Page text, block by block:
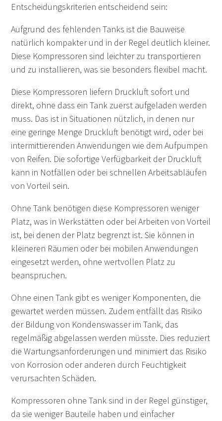
Entscheidungskriterien entscheidend sein:
Aufgrund des fehlenden Tanks ist die Bauweise
natürlich kompakter und in der Regel deutlich kleiner.
Diese Kompressoren sind leichter zu transportieren
und zu installieren, was sie besonders flexibel macht.
Diese Kompressoren liefern Druckluft sofort und
direkt, ohne dass ein Tank zuerst aufgeladen werden
muss. Das ist in Situationen nützlich, in denen nur
eine geringe Menge Druckluft benötigt wird, oder bei
intermittierenden Anwendungen wie dem Aufpumpen
von Reifen. Die sofortige Verfügbarkeit der Druckluft
kann in Notfällen oder bei schnellen Arbeitsabläufen
von Vorteil sein.
Ohne Tank benötigen diese Kompressoren weniger
Platz, was in Werkstätten oder bei Arbeiten von Vorteil
ist, bei denen der Platz begrenzt ist. Sie können in
kleineren Räumen oder bei mobilen Anwendungen
eingesetzt werden, ohne wertvollen Platz zu
beanspruchen.
Ohne einen Tank gibt es weniger Komponenten, die
gewartet werden müssen. Zudem entfällt das Risiko
der Bildung von Kondenswasser im Tank, das
regelmäßig abgelassen werden müsste. Dies reduziert
die Wartungsanforderungen und minimiert das Risiko
von Korrosion oder anderen durch Feuchtigkeit
verursachten Schäden.
Kompressoren ohne Tank sind in der Regel günstiger,
da sie weniger Bauteile haben und einfacher